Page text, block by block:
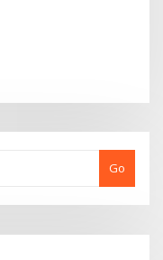
Go